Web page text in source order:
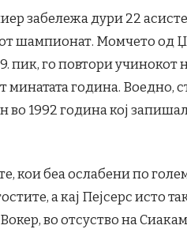
забележа дури 22
шампионат. Момчето од
пик, го повтори учинокот
минатата година. Воедно,
во 1992 година кој
кои беа ослабени по
а кај Пејсерс исто
во отсуство на